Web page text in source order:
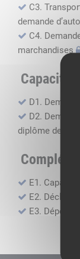
C3.
demande
C4.
marchandises
Capacité
D1.
D2.
diplôme de
E1. Capacité
E2.
E3. Dépôt